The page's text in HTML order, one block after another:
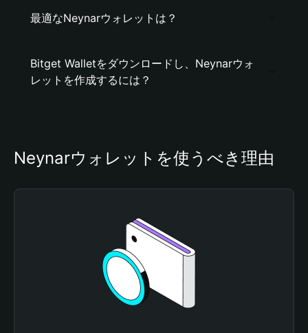
最適なNeynarウォレットは？
Bitget Walletをダウンロードし、Neynarウォ
レットを作成するには？
Neynarウォレットを使うべき理由